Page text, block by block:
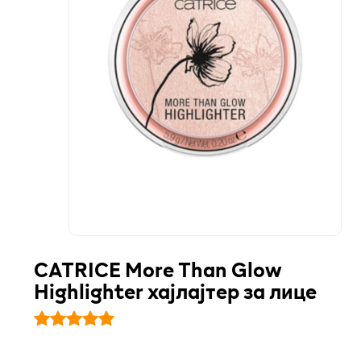
CATRICE More Than Glow
Highlighter хајлајтер за лице